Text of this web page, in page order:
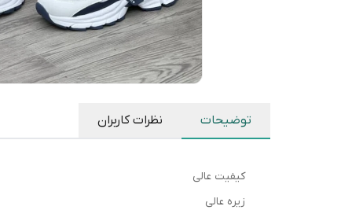
توضیحات نظرات کاربران
کیفیت عالی
زیره عالی